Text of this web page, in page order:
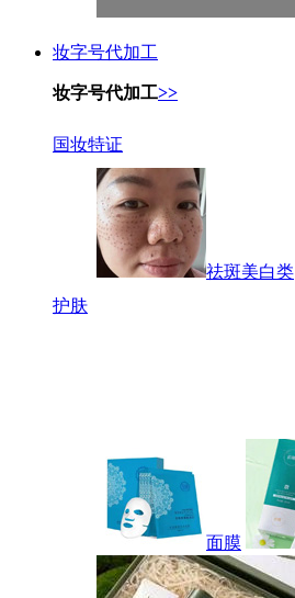
妆字号代加工
妆字号代加工>>
国妆特证
祛斑美白类
护肤
面膜